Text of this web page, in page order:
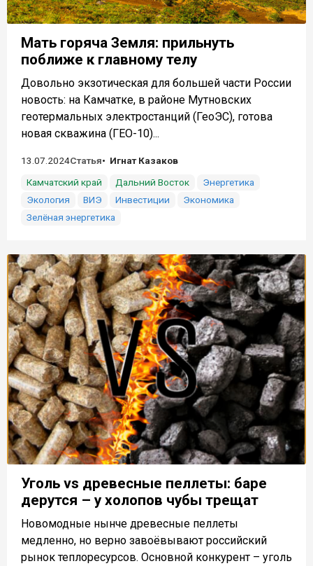
Мать горяча Земля: прильнуть
поближе к главному телу
Довольно экзотическая для большей части России
новость: на Камчатке, в районе Мутновских
геотермальных электростанций (ГеоЭС), готова
новая скважина (ГЕО-10)...
13.07.2024Статья
Игнат Казаков
Камчатский край
Дальний Восток
Энергетика
Экология
ВИЭ Инвестиции
Экономика
Зелёная энергетика
Уголь vs древесные пеллеты: баре
дерутся – у холопов чубы трещат
Новомодные нынче древесные пеллеты
медленно, но верно завоёвывают российский
рынок теплоресурсов. Основной конкурент – уголь